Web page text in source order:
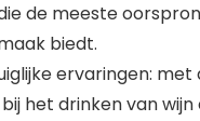
de meeste
biedt.
ervaringen: met
het drinken van wijn